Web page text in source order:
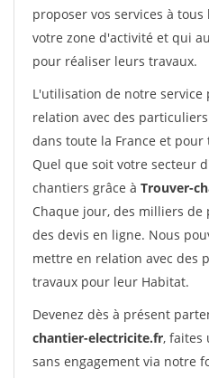
proposer vos services à
votre zone d'activité et qui
pour réaliser leurs travaux.
L'utilisation de notre
relation avec des
dans toute la France et pour
Quel que soit votre secteur
chantiers grâce à Trouver-
Chaque jour, des milliers
des devis en ligne. Nous
mettre en relation avec des
travaux pour leur Habitat.
Devenez dès à présent
chantier-electricite.fr, faites
sans engagement via notre